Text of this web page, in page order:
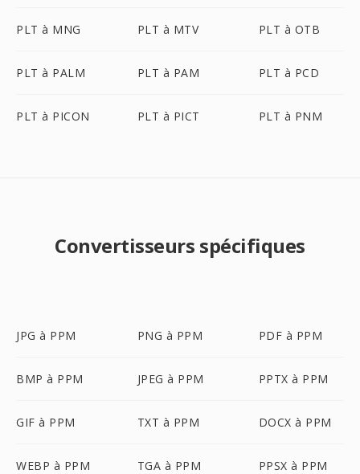
PLT à MNG PLT à MTV PLT à OTB
PLT à PALM PLT à PAM PLT à PCD
PLT à PICON PLT à PICT PLT à PNM
Convertisseurs spécifiques
JPG à PPM PNG à PPM PDF à PPM
BMP à PPM JPEG à PPM PPTX à PPM
GIF à PPM TXT à PPM DOCX à PPM
WEBP à PPM TGA à PPM PPSX à PPM